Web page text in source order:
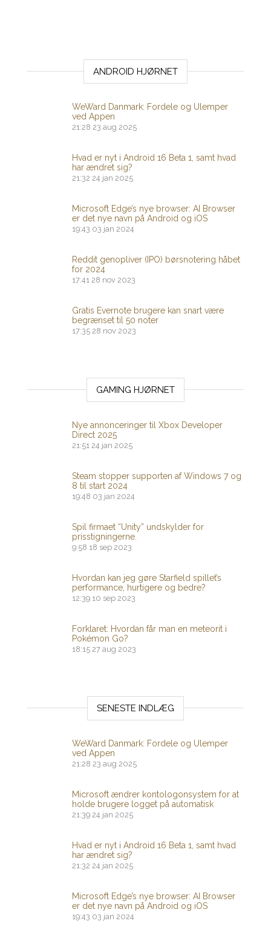
ANDROID HJØRNET
WeWard Danmark: Fordele og Ulemper
ved Appen
21:28 23 aug 2025
Hvad er nyt i Android 16 Beta 1, samt hvad
har ændret sig?
21:32 24 jan 2025
Microsoft Edge’s nye browser: AI Browser
er det nye navn på Android og iOS
19:43 03 jan 2024
Reddit genopliver (IPO) børsnotering håbet
for 2024
17:41 28 nov 2023
Gratis Evernote brugere kan snart være
begrænset til 50 noter
17:35 28 nov 2023
GAMING HJØRNET
Nye annonceringer til Xbox Developer
Direct 2025
21:51 24 jan 2025
Steam stopper supporten af ​​Windows 7 og
8 til start 2024
19:48 03 jan 2024
Spil firmaet “Unity” undskylder for
prisstigningerne.
9:58 18 sep 2023
Hvordan kan jeg gøre Starfield spillet’s
performance, hurtigere og bedre?
12:39 10 sep 2023
Forklaret: Hvordan får man en meteorit i
Pokémon Go?
18:15 27 aug 2023
SENESTE INDLÆG
WeWard Danmark: Fordele og Ulemper
ved Appen
21:28 23 aug 2025
Microsoft ændrer kontologonsystem for at
holde brugere logget på automatisk
21:39 24 jan 2025
Hvad er nyt i Android 16 Beta 1, samt hvad
har ændret sig?
21:32 24 jan 2025
Microsoft Edge’s nye browser: AI Browser
er det nye navn på Android og iOS
19:43 03 jan 2024